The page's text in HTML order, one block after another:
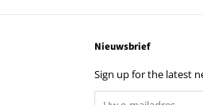
Nieuwsbrief
Sign up for the latest